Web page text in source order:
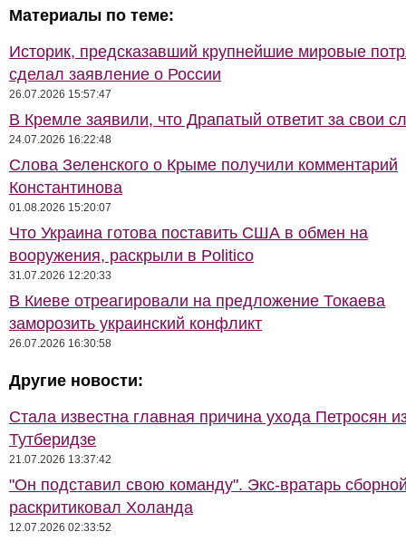
Материалы по теме:
Историк, предсказавший крупнейшие мировые
сделал заявление о России
26.07.2026 15:57:47
В Кремле заявили, что Драпатый ответит за свои
24.07.2026 16:22:48
Слова Зеленского о Крыме получили комментарий
Константинова
01.08.2026 15:20:07
Что Украина готова поставить США в обмен на
вооружения, раскрыли в Politico
31.07.2026 12:20:33
В Киеве отреагировали на предложение Токаева
заморозить украинский конфликт
26.07.2026 16:30:58
Другие новости:
Стала известна главная причина ухода Петросян
Тутберидзе
21.07.2026 13:37:42
"Он подставил свою команду". Экс-вратарь
раскритиковал Холанда
12.07.2026 02:33:52